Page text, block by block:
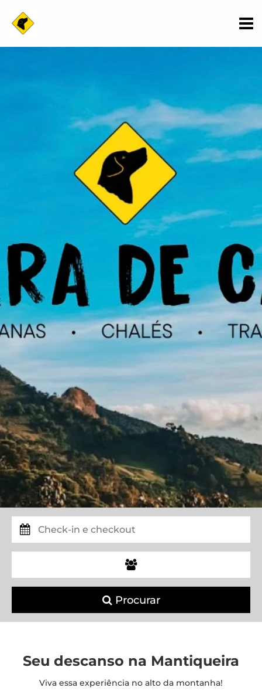
Procurar
Seu descanso na Mantiqueira
Viva essa experiência no alto da montanha!